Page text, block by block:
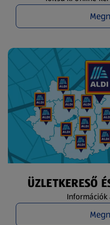
ÜZLETKERESŐ
Információk